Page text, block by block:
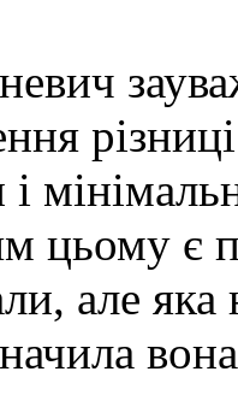
і
цьому є
але